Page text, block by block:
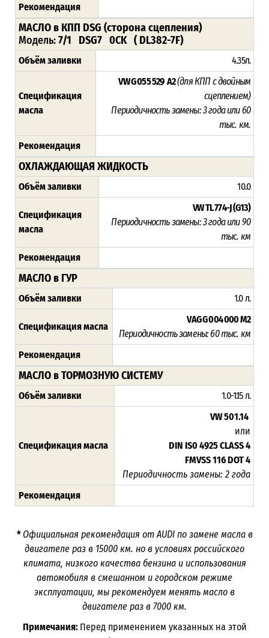
Рекомендация
МАСЛО в КПП DSG (сторона сцепления)
Модель:7/1 DSG7 0CK ( DL382-7F)
Объём заливки 4.35л.
Спецификация
масла
VW G 055 529 A2(для КПП с двойным
сцеплением)
Периодичность замены: 3 года или 60
тыс. км.
Рекомендация
ОХЛАЖДАЮЩАЯ ЖИДКОСТЬ
Объём заливки 10.0
Спецификация
масла
VW TL 774-J (G13)
Периодичность замены: 3 года или 90
тыс. км
Рекомендация
МАСЛО в ГУР
Объём заливки 1.0 л.
Спецификация масла
VAG G 004 000 M2
Периодичность замены:60 тыс. км
Рекомендация
МАСЛО в ТОРМОЗНУЮ СИСТЕМУ
Объём заливки 1.0-1.15 л.
Спецификация масла
VW 501.14
или
DIN IS0 4925 CLASS 4
FMVSS 116 DOT 4
Периодичность замены: 2 года
Рекомендация
*Официальная рекомендация от AUDI по замене масла в
двигателе раз в 15000 км. но в условиях российского
климата, низкого качества бензина и использования
автомобиля в смешанном и городском режиме
эксплуатации, мы рекомендуем менять масло в
двигателе раз в 7000 км.
Примечания: Перед применением указанных на этой